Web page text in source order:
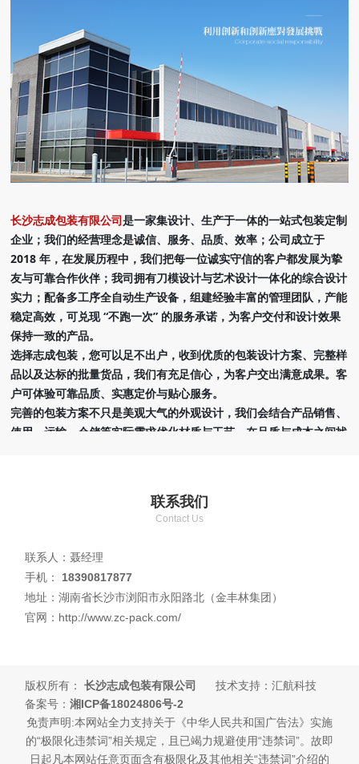
长沙志成包装有限公司是一家集设计、生产于一体的一站式包装定制
企业；我们的经营理念是诚信、服务、品质、效率；公司成立于
2018 年，在发展历程中，我们把每一位诚实守信的客户都发展为挚
友与可靠合作伙伴；我司拥有刀模设计与艺术设计一体化的综合设计
实力；配备多工序全自动生产设备，组建经验丰富的管理团队，产能
稳定高效，可兑现 “不跑一次” 的服务承诺，为客户交付和设计效果
保持一致的产品。
选择志成包装，您可以足不出户，收到优质的包装设计方案、完整样
品以及达标的批量货品，我们有充足信心，为客户交出满意成果。客
户可体验可靠品质、实惠定价与贴心服务。
完善的包装方案不只是美观大气的外观设计，我们会结合产品销售、
使用、运输、仓储等实际需求优化材质与工艺，在品质与成本之间找
松舒心，让我们生产的包装产品走进千家万户！
本站关键词：长沙包装厂
联系我们
Contact Us
联系人：聂经理
手机：
18390817877
地址：湖南省长沙市浏阳市永阳路北（金丰林集团）
官网：http://www.zc-pack.com/
版权所有：长沙志成包装有限公司
技术支持：汇航科技
备案号：湘ICP备18024806号-2
免责声明:本网站全力支持关于《中华人民共和国广告法》实施
的“极限化违禁词”相关规定，且已竭力规避使用“违禁词”。故即
日起凡本网站任意页面含有极限化及其他相关“违禁词”介绍的